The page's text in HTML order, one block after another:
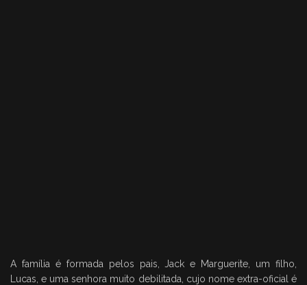
A família é formada pelos pais, Jack e Marguerite, um filho,
Lucas, e uma senhora muito debilitada, cujo nome extra-oficial é